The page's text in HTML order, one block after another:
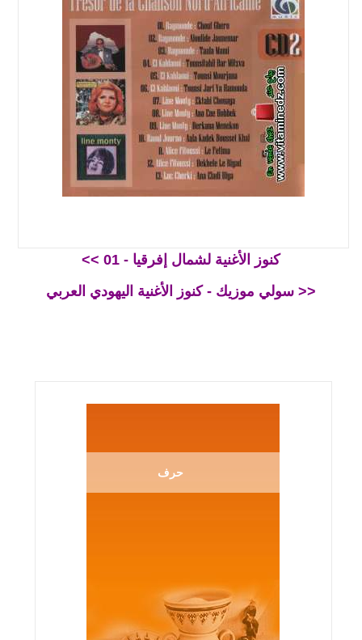
<< كنوز الأغنية لشمال إفرقيا - 01
سولي موزيك - كنوز الأغنية اليهودي العربي >>
حرف